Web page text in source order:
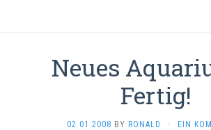
Neues
Fertig!
02.01.2008 BY RONALD · EIN